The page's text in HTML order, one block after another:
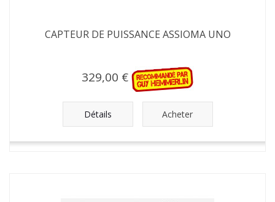
CAPTEUR DE PUISSANCE ASSIOMA UNO
329,00 €
Détails Acheter